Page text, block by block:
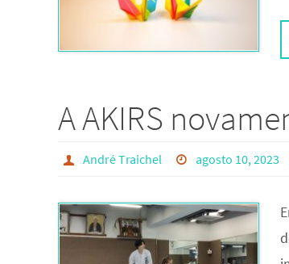
A AKIRS
André Traichel agosto 10, 2023